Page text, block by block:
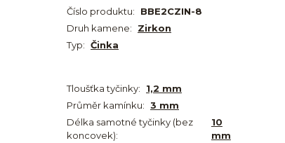
Číslo produktu: BBE2CZIN-8
Druh kamene:
Zirkon
Typ: Činka
Tloušťka tyčinky:
1,2 mm
Průměr kamínku: 3 mm
Délka samotné tyčinky (bez
koncovek):
10
mm